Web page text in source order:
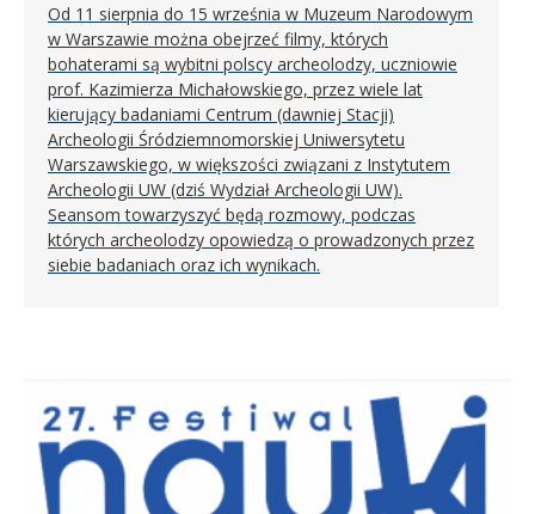
Od 11 sierpnia do 15 września w Muzeum Narodowym
w Warszawie można obejrzeć filmy, których
bohaterami są wybitni polscy archeolodzy, uczniowie
prof. Kazimierza Michałowskiego, przez wiele lat
kierujący badaniami Centrum (dawniej Stacji)
Archeologii Śródziemnomorskiej Uniwersytetu
Warszawskiego, w większości związani z Instytutem
Archeologii UW (dziś Wydział Archeologii UW).
Seansom towarzyszyć będą rozmowy, podczas
których archeolodzy opowiedzą o prowadzonych przez
siebie badaniach oraz ich wynikach.